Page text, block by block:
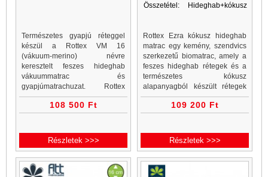
Természetes gyapjú réteggel
készül a Rottex VM 16
(vákuum-merino) névre
keresztelt feszes hideghab
vákuummatrac és
gyapjúmatrachuzat. Rottex
matracok, vákuummatrac
webáruház és vákuummatrac
108 500 Ft
Részletek >>>
Összetétel:
Hideghab+kókusz
Rottex Ezra kókusz hideghab
matrac egy kemény, szendvics
szerkezetű biomatrac, amely a
feszes hideghab rétegek és a
természetes kókusz
alapanyagból készült rétegek
váltakozásával egy kemény,
feszes alátámasztást nyújtó
109 200 Ft
Részletek >>>